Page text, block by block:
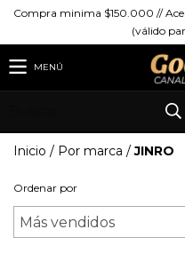
Compra minima $150.000 //
(válido
MENÚ
Inicio / Por marca / JINRO
Ordenar por